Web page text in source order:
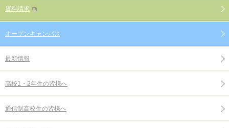
資料請求
オープンキャンパス
最新情報
高校1・2年生の皆様へ
通信制高校生の皆様へ